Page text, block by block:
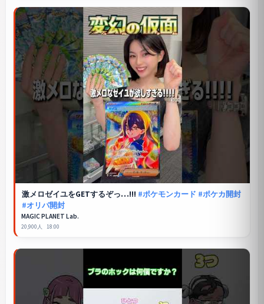
激メロゼイユをGETするぞっ…!!! #ポケモンカード #ポケカ開封
#オリパ開封
MAGIC PLANET Lab.
20,900人 18:00